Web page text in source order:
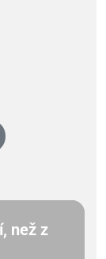
než z